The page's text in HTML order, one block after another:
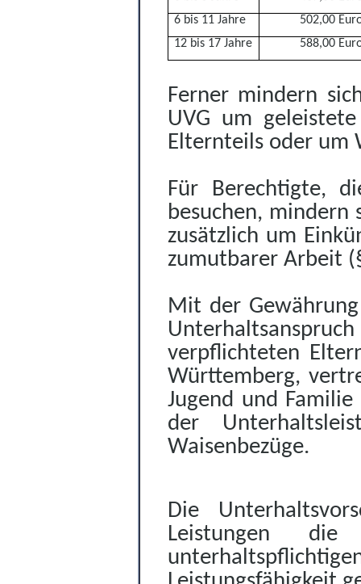
6 bis 11 Jahre
502,00
12 bis 17 Jahre
588,00
Ferner mindern
UVG um
Elternteils oder um
Für Berechtigte,
besuchen,
zusätzlich um
zumutbarer Arbeit
Mit der
verpflichteten
Württemberg,
Jugend und
der
Waisenbezüge.
Die
Leistungen die